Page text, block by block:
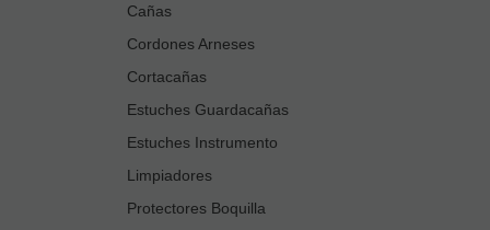
Cañas
Cordones Arneses
Cortacañas
Estuches Guardacañas
Estuches Instrumento
Limpiadores
Protectores Boquilla